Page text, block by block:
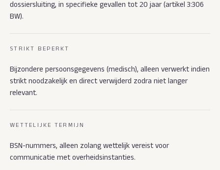
dossiersluiting, in specifieke gevallen tot 20 jaar (artikel 3:306
BW).
STRIKT BEPERKT
Bijzondere persoonsgegevens (medisch), alleen verwerkt indien
strikt noodzakelijk en direct verwijderd zodra niet langer
relevant.
WETTELIJKE TERMIJN
BSN-nummers, alleen zolang wettelijk vereist voor
communicatie met overheidsinstanties.